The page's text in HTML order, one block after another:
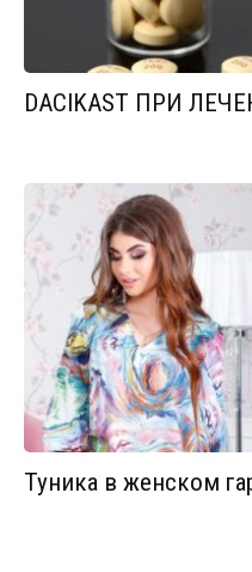
DACIKAST ПРИ
Туника в женском